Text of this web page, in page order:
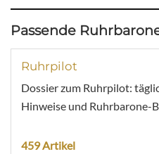
Passende
Ruhrpilot
Dossier zum Ruhrpilot:
Hinweise und Ruhrbarone-
459 Artikel